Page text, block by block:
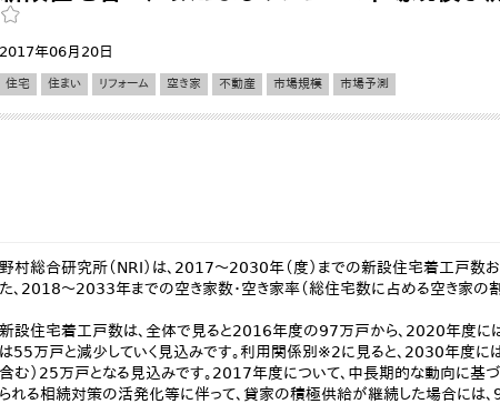
2017年06月20日
住宅 住まい リフォーム 空き家 不動産 市場規模 市場予測
野村総合研究所（NRI）は、2017～2030年（度）までの新設住宅着工戸数
た、2018～2033年までの空き家数・空き家率（総住宅数に占める空き家の割
新設住宅着工戸数は、全体で見ると2016年度の97万戸から、2020年度
は55万戸と減少していく見込みです。利用関係別※2に見ると、2030年度に
含む）25万戸となる見込みです。2017年度について、中長期的な動向に基
られる相続対策の活発化等に伴って、貸家の積極供給が継続した場合には